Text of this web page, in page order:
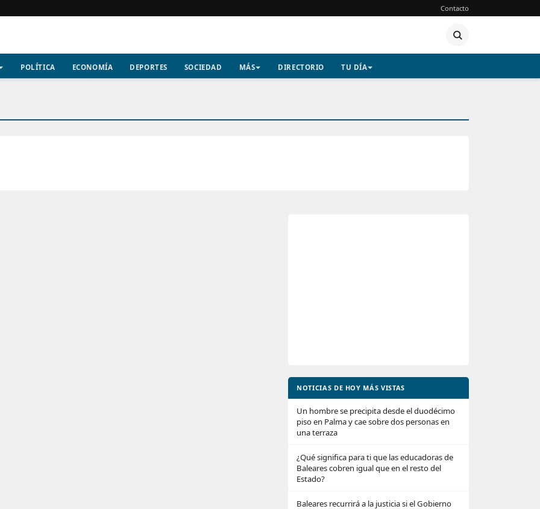
Contacto
POLÍTICA ECONOMÍA DEPORTES SOCIEDAD MÁS DIRECTORIO TU DÍA
NOTICIAS DE HOY MÁS VISTAS
Un hombre se precipita desde el duodécimo
piso en Palma y cae sobre dos personas en
una terraza
¿Qué significa para ti que las educadoras de
Baleares cobren igual que en el resto del
Estado?
Baleares recurrirá a la justicia si el Gobierno